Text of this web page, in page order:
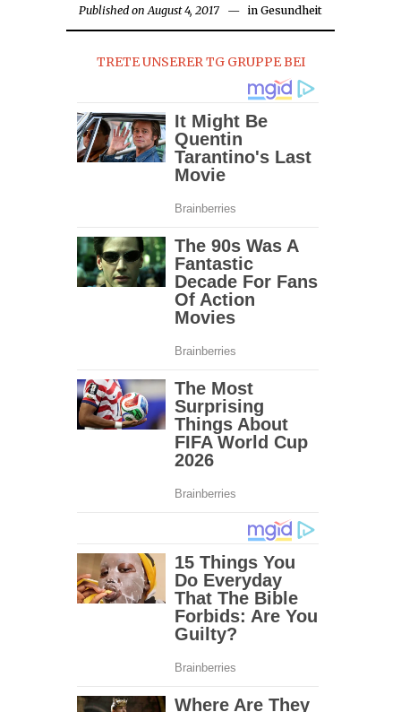
Published on August 4, 2017 in Gesundheit
TRETE UNSERER TG GRUPPE BEI